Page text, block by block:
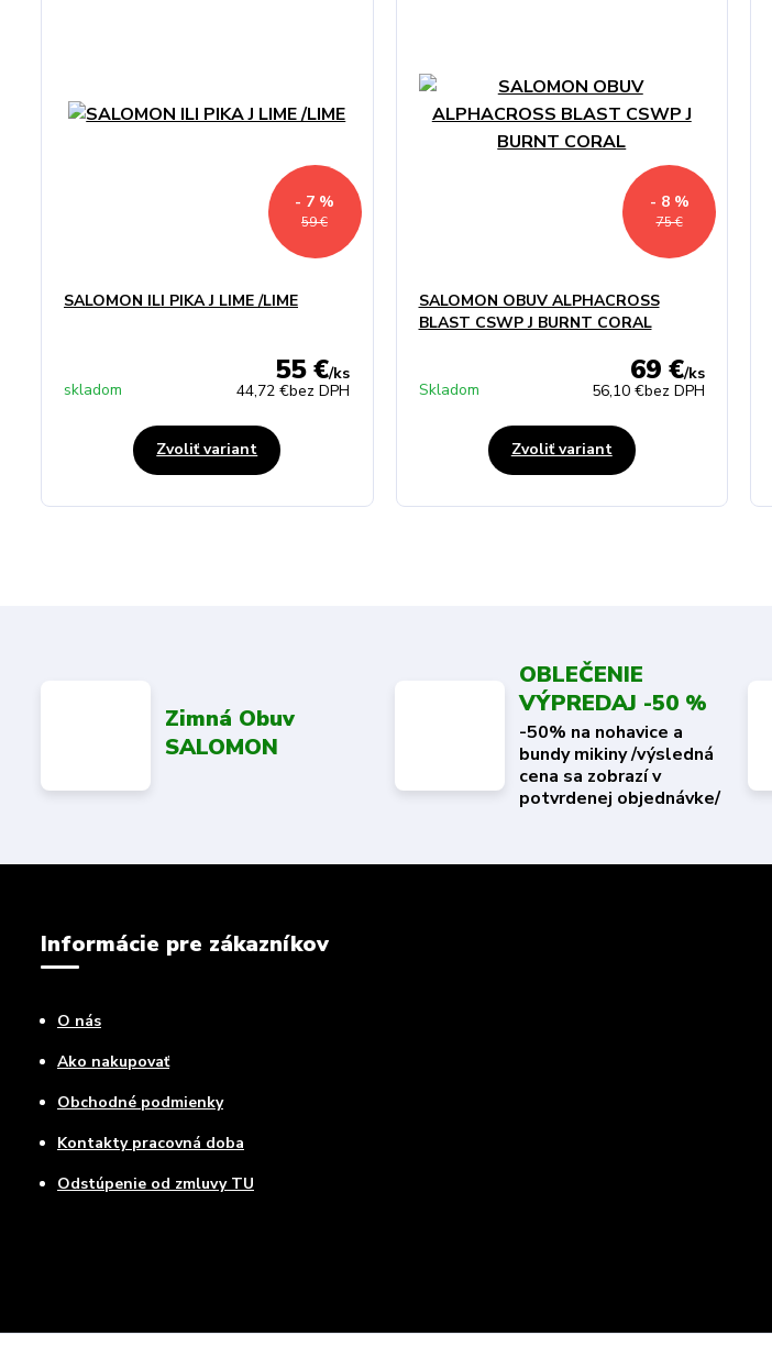
59 €
- 7 %
SALOMON ILI PIKA J LIME /LIME
55 €/ks
44,72 €bez DPH
skladom
Zvoliť variant
75 €
- 8 %
SALOMON OBUV ALPHACROSS
BLAST CSWP J BURNT CORAL
69 €/ks
56,10 €bez DPH
Skladom
Zvoliť variant
Zimná Obuv
SALOMON
OBLEČENIE
VÝPREDAJ -50 %
-50% na nohavice a
bundy mikiny /výsledná
cena sa zobrazí v
potvrdenej objednávke/
Informácie pre zákazníkov
O nás
Ako nakupovať
Obchodné podmienky
Kontakty pracovná doba
Odstúpenie od zmluvy TU